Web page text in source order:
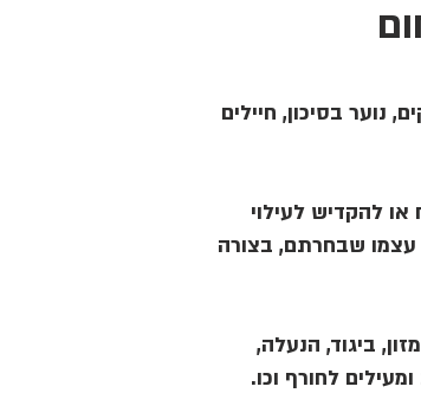
נוער בסיכון, חיילים
להקדיש לעילוי
עצמו שבחרתם, בצורה
ביגוד, הנעלה,
לחורף וכו.